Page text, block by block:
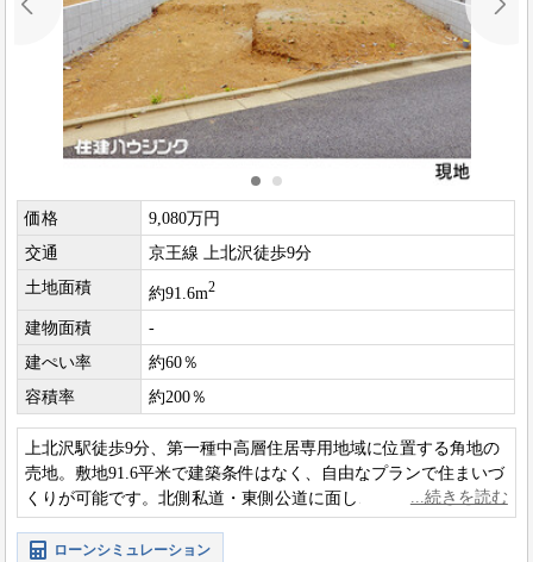
価格
9,080万円
交通
京王線 上北沢徒歩9分
土地面積
約91.6m2
建物面積
-
建ぺい率
約60％
容積率
約200％
上北沢駅徒歩9分、第一種中高層住居専用地域に位置する角地の
売地。敷地91.6平米で建築条件はなく、自由なプランで住まいづ
くりが可能です。北側私道・東側公道に面し、開放感と生活の
しやすさを兼ね備えた落ち着いた住環境です。
ローンシミュレーション